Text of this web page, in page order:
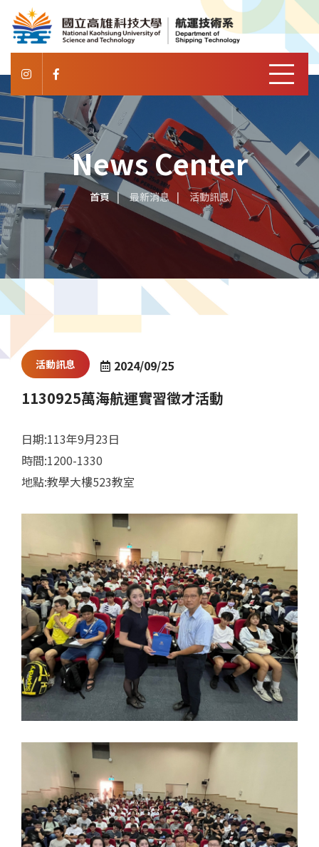
News Center
首頁 最新消息 活動訊息
活動訊息 2024/09/25
1130925萬海航運實習徵才活動
日期:113年9月23日
時間:1200-1330
地點:教學大樓523教室